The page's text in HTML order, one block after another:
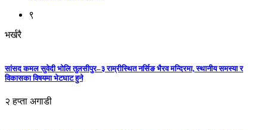
९
भर्खरै
सांसद कमल सुवेदी भोलि तुलसीपुर–३ राम्रीस्थित नर्सिङ भैरव मन्दिरमा, स्थानीय समस्या र
विकासका विषयमा भेटघाट हुने
२ हप्ता अगाडी